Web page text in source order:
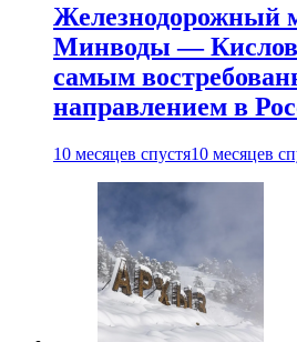
Железнодорожный
Минводы —
самым
направлением в
10 месяцев спустя10 месяцев